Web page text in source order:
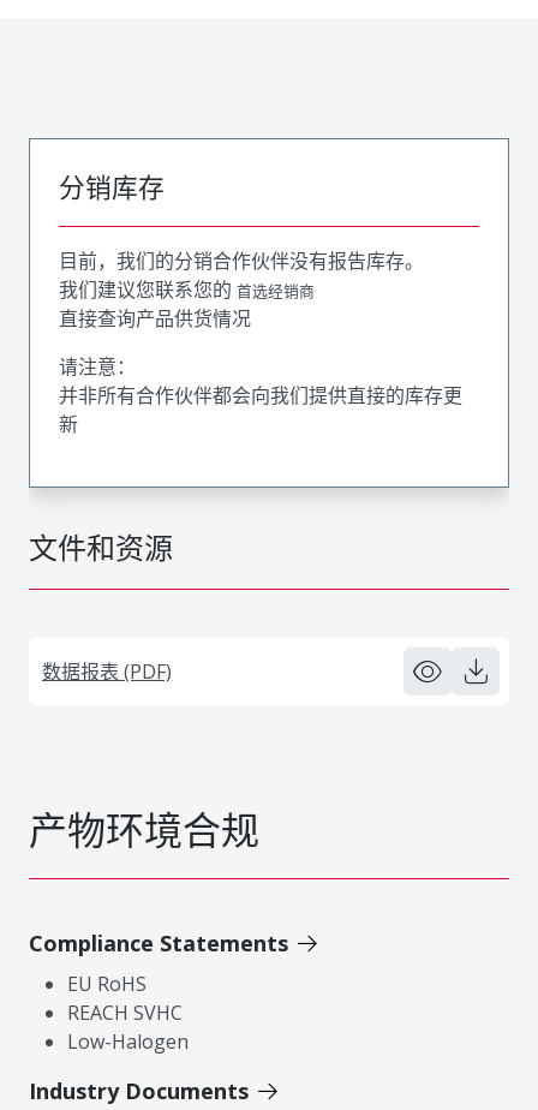
文件和资源
数据报表 (PDF)
分销库存
目前，我们的分销合作伙伴没有报告库存。
我们建议您联系您的 首选经销商
直接查询产品供货情况
请注意：
并非所有合作伙伴都会向我们提供直接的库存更
新
产物环境合规
Compliance Statements
EU RoHS
REACH SVHC
Low-Halogen
Industry Documents